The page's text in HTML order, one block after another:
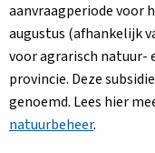
aanvraagperiode voor
augustus (afhankelijk
voor agrarisch natuur-
provincie. Deze
genoemd. Lees hier
natuurbeheer.